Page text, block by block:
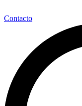
Contacto